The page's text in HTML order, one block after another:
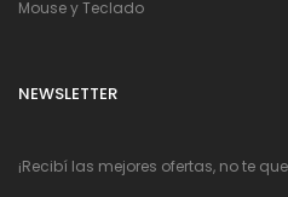
Mouse y Teclado
NEWSLETTER
¡Recibí las mejores ofertas, no te